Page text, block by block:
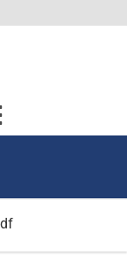
Unico di Corso